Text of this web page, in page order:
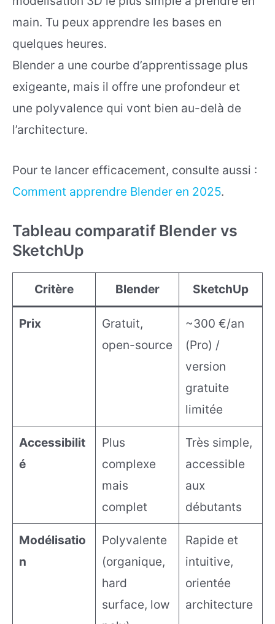
main. Tu peux apprendre les bases en
quelques heures.
Blender a une courbe d’apprentissage plus
exigeante, mais il offre une profondeur et
une polyvalence qui vont bien au-delà de
l’architecture.
Pour te lancer efficacement, consulte aussi :
Comment apprendre Blender en 2025.
Tableau comparatif Blender vs
SketchUp
Critère Blender SketchUp
Prix
Gratuit,
open-source
~300 €/an
(Pro) /
version
gratuite
limitée
Accessibilit
é
Plus
complexe
mais
complet
Très simple,
accessible
aux
débutants
Modélisatio
n
Polyvalente
(organique,
hard
surface, low
Rapide et
intuitive,
orientée
architecture